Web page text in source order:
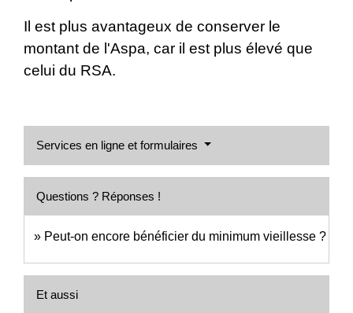
Il est plus avantageux de conserver le
montant de l'Aspa, car il est plus élevé que
celui du RSA.
Services en ligne et formulaires
Questions ? Réponses !
Peut-on encore bénéficier du minimum vieillesse ?
Et aussi